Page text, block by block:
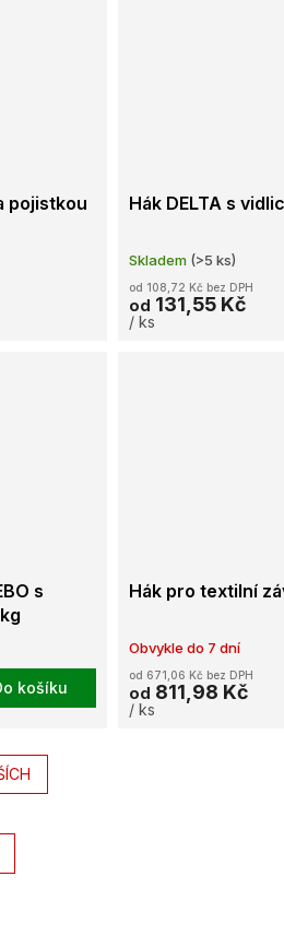
pojistkou Hák DELTA s
Skladem (>5 ks)
od 108,72 Kč bez DPH
od 131,55 Kč
/ ks
s
košíku
Hák pro textilní
Obvykle do 7 dní
od 671,06 Kč bez DPH
od 811,98 Kč
/ ks